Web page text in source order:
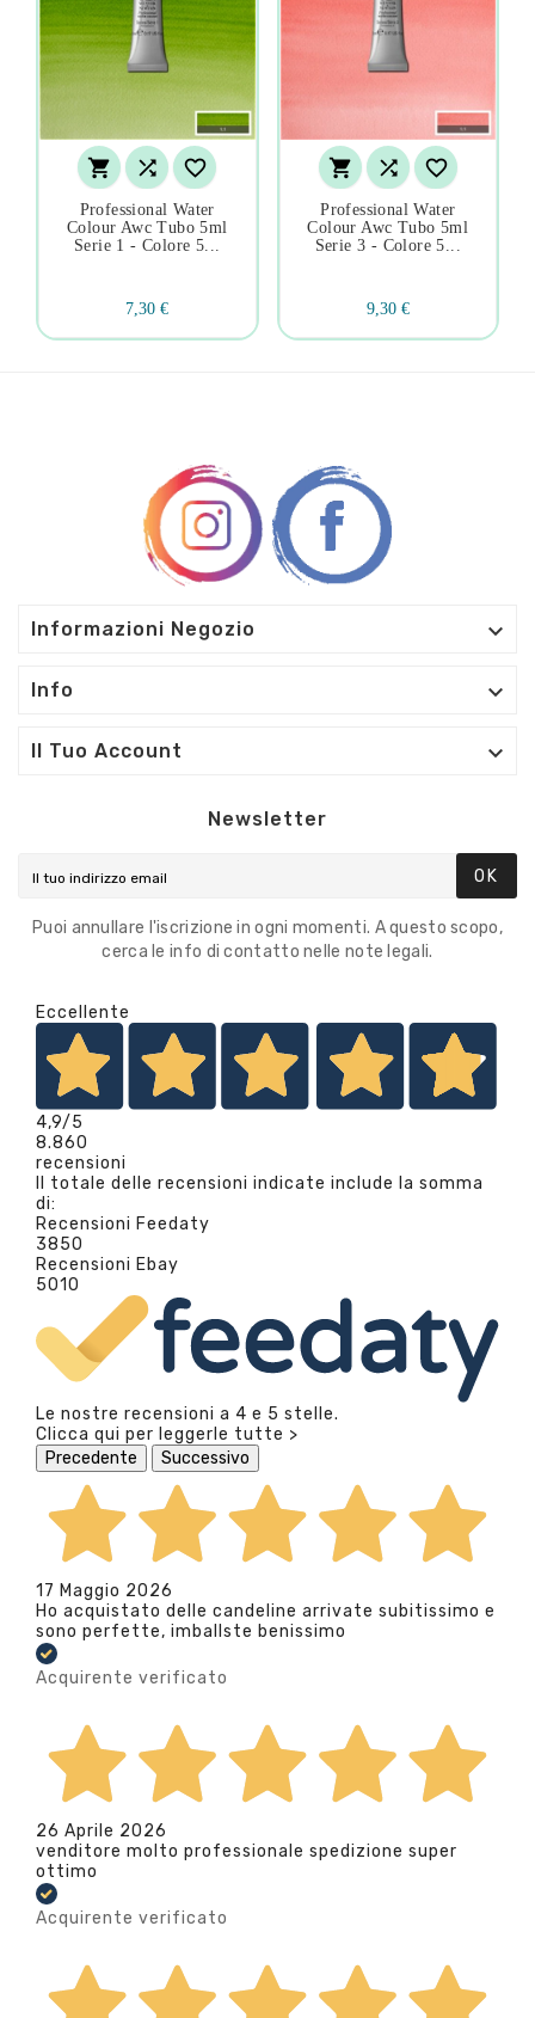
  
Professional Water
Colour Awc Tubo 5ml
Serie 1 - Colore 5...
7,30 €
  
Professional Water
Colour Awc Tubo 5ml
Serie 3 - Colore 5...
9,30 €
Informazioni Negozio 
Info 
Il Tuo Account 
Newsletter
OK
Puoi annullare l'iscrizione in ogni momenti. A questo scopo,
cerca le info di contatto nelle note legali.
Eccellente
4,9/5
8.860
recensioni
Il totale delle recensioni indicate include la somma
di:
Recensioni Feedaty
3850
Recensioni Ebay
5010
Le nostre recensioni a 4 e 5 stelle.
Clicca qui per leggerle tutte >
Precedente
Successivo
17 Maggio 2026
Ho acquistato delle candeline arrivate subitissimo e
sono perfette, imballste benissimo
Acquirente verificato
26 Aprile 2026
venditore molto professionale spedizione super
ottimo
Acquirente verificato